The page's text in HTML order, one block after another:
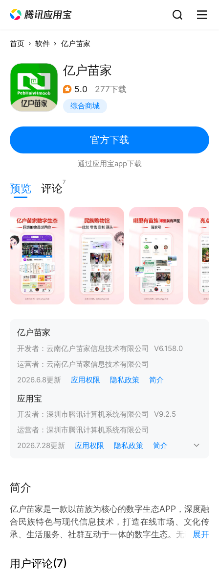
首页 软件 亿户苗家
亿户苗家
5.0 277下载
综合商城
官方下载
通过应用宝app下载
预览 评论7
亿户苗家
开发者： 云南亿户苗家信息技术有限公司 V6.158.0
运营者： 云南亿户苗家信息技术有限公司
2026.6.8更新 应用权限 隐私政策 简介
应用宝
开发者： 深圳市腾讯计算机系统有限公司 V9.2.5
运营者： 深圳市腾讯计算机系统有限公司
2026.7.28更新 应用权限 隐私政策 简介
简介
亿户苗家是一款以苗族为核心的数字生态APP，深度融
合民族特色与现代信息技术，打造在线市场、文化传
承、生活服务、社群互动于一体的数字生态。无论您是
原汁原味的苗家生活方式，探索千年文化的当代魅力！
让世界听见苗族的声音，感受传统与未来的交汇之美！
展开
用户评论(7)